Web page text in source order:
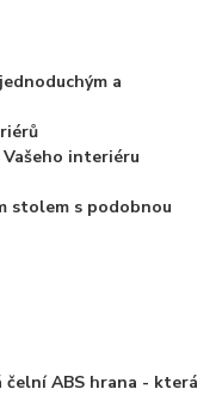
a
interiéru
stolem s podobnou
čelní ABS hrana - která